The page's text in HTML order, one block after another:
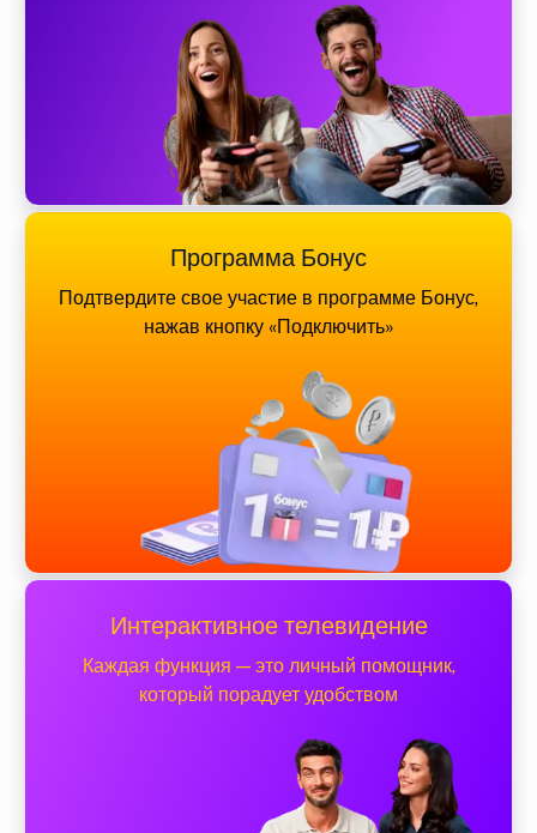
Программа Бонус
Подтвердите свое участие в программе Бонус,
нажав кнопку «Подключить»
Интерактивное телевидение
Каждая функция — это личный помощник,
который порадует удобством